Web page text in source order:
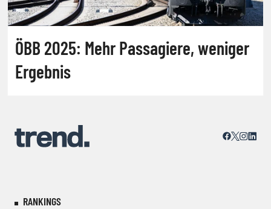
ÖBB 2025: Mehr Passagiere, weniger
Ergebnis
RANKINGS